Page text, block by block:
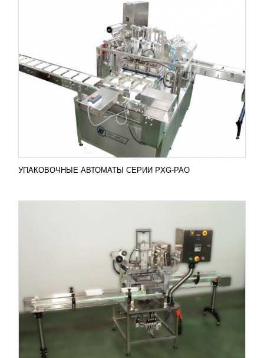
УПАКОВОЧНЫЕ АВТОМАТЫ СЕРИИ PXG-РАО
АВТОМАТИЧЕСКИЕ ЗАПАЙЩИКИ СЕРИИ
УЗНАТЬ ЦЕНУ
Автоматические запайщики модификации PAO-Q с
наличием подающего и отводящего транспортера
производят рабочий цикл с продуктивностью 20
упаковок в...
ПОДРОБНЕЕ
Добавить в сравнение
ПОЛУАВТОМАТИЧЕСКИЕ ЗАПАЙЩИКИ
УЗНАТЬ ЦЕНУ
Полуавтоматические запайщики серии PAO
применяются для надежной фиксации крышки
тары с продуктами. В полуавтоматическом
режиме запайка...
ПОДРОБНЕЕ
Добавить в сравнение